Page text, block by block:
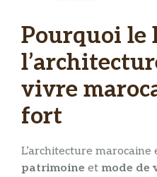
Pourquoi le
vivre
fort
L’architecture
patrimoine et mode de